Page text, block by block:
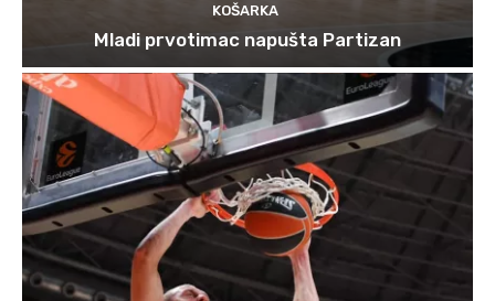
KOŠARKA
Mladi prvotimac napušta Partizan